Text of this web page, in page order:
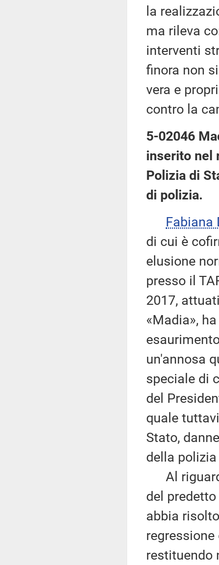
la
ma rileva
interventi
finora non
vera e
contro la
5-02046
inserito nel
Polizia di
di polizia.
Fabiana
di cui è
elusione
presso il
2017,
«Madia»,
un'annosa
speciale di
del
quale
Stato,
della
Al
del
abbia
restituendo